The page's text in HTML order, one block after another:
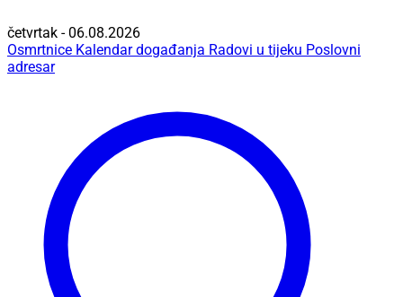
četvrtak - 06.08.2026
Osmrtnice Kalendar događanja Radovi u tijeku Poslovni
adresar